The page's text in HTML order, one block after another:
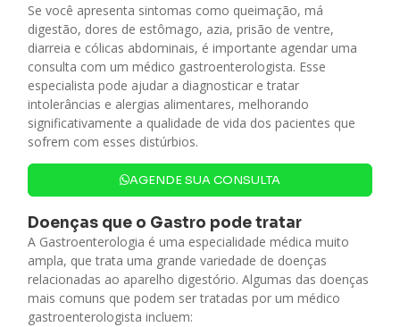
Se você apresenta sintomas como queimação, má
digestão, dores de estômago, azia, prisão de ventre,
diarreia e cólicas abdominais, é importante agendar uma
consulta com um médico gastroenterologista. Esse
especialista pode ajudar a diagnosticar e tratar
intolerâncias e alergias alimentares, melhorando
significativamente a qualidade de vida dos pacientes que
sofrem com esses distúrbios.
AGENDE SUA CONSULTA
Doenças que o Gastro pode tratar
A Gastroenterologia é uma especialidade médica muito
ampla, que trata uma grande variedade de doenças
relacionadas ao aparelho digestório. Algumas das doenças
mais comuns que podem ser tratadas por um médico
gastroenterologista incluem: